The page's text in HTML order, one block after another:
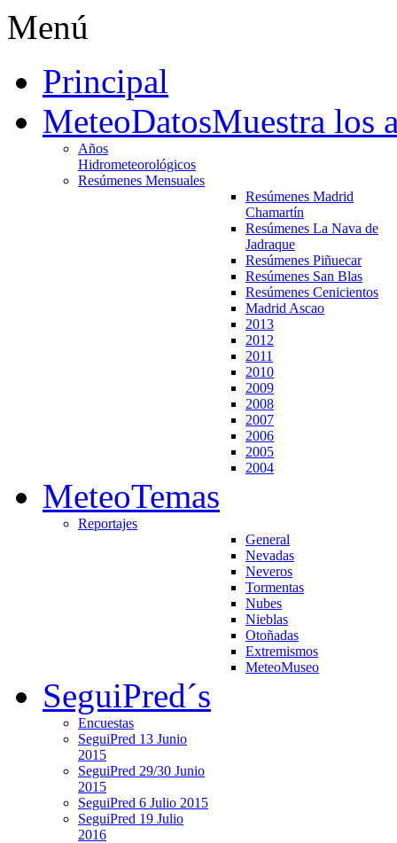
Menú
Principal
MeteoDatosMuestra los
Años
Hidrometeorológicos
Resúmenes Mensuales
Resúmenes Madrid
Chamartín
Resúmenes La Nava de
Jadraque
Resúmenes Piñuecar
Resúmenes San Blas
Resúmenes Cenicientos
Madrid Ascao
2013
2012
2011
2010
2009
2008
2007
2006
2005
2004
MeteoTemas
Reportajes
General
Nevadas
Neveros
Tormentas
Nubes
Nieblas
Otoñadas
Extremismos
MeteoMuseo
SeguiPred´s
Encuestas
SeguiPred 13 Junio
2015
SeguiPred 29/30 Junio
2015
SeguiPred 6 Julio 2015
SeguiPred 19 Julio
2016